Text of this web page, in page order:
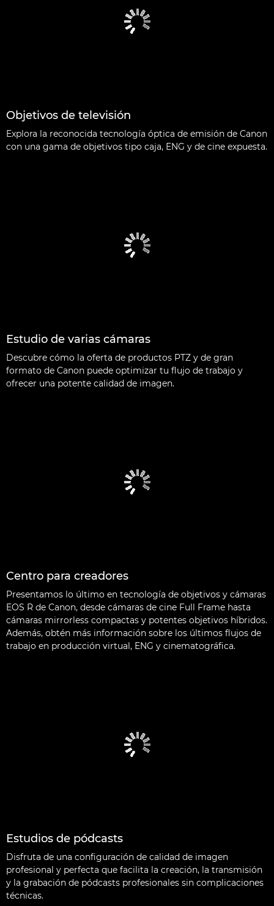
Objetivos de televisión
Explora la reconocida tecnología óptica de emisión de Canon
con una gama de objetivos tipo caja, ENG y de cine expuesta.
Estudio de varias cámaras
Descubre cómo la oferta de productos PTZ y de gran
formato de Canon puede optimizar tu flujo de trabajo y
ofrecer una potente calidad de imagen.
Centro para creadores
Presentamos lo último en tecnología de objetivos y cámaras
EOS R de Canon, desde cámaras de cine Full Frame hasta
cámaras mirrorless compactas y potentes objetivos híbridos.
Además, obtén más información sobre los últimos flujos de
trabajo en producción virtual, ENG y cinematográfica.
Estudios de pódcasts
Disfruta de una configuración de calidad de imagen
profesional y perfecta que facilita la creación, la transmisión
y la grabación de pódcasts profesionales sin complicaciones
técnicas.